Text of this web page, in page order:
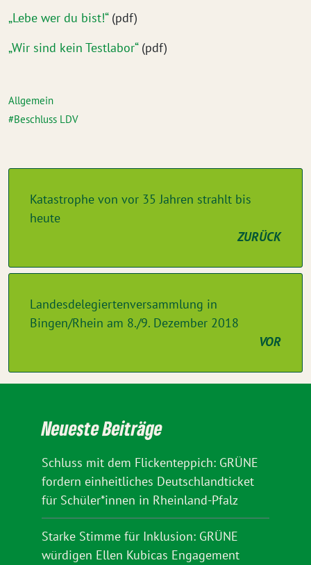
„Lebe wer du bist!“(pdf)
„Wir sind kein Testlabor“(pdf)
Allgemein
Beschluss LDV
Katastrophe von vor 35 Jahren strahlt bis
heute
ZURÜCK
Landesdelegiertenversammlung in
Bingen/Rhein am 8./9. Dezember 2018
VOR
Neueste Beiträge
Schluss mit dem Flickenteppich: GRÜNE
fordern einheitliches Deutschlandticket
für Schüler*innen in Rheinland-Pfalz
Starke Stimme für Inklusion: GRÜNE
würdigen Ellen Kubicas Engagement